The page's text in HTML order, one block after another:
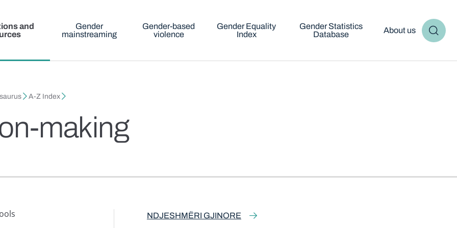
and
Gender
mainstreaming
Gender-based
violence
Gender Equality
Index
Gender Statistics
Database
About us
A-Z Index
making
NDJESHMËRI GJINORE